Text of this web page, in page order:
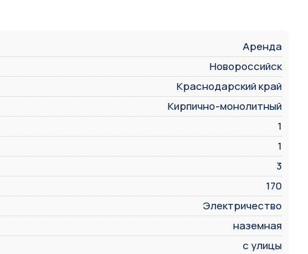
Аренда
Новороссийск
Краснодарский край
Кирпично-монолитный
1
1
3
170
Электричество
наземная
с улицы